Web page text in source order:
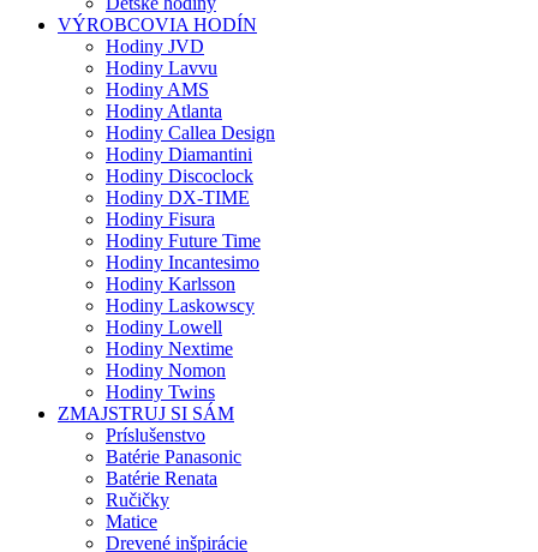
VÝROBCOVIA HODÍN
Hodiny JVD
Hodiny Lavvu
Hodiny AMS
Hodiny Atlanta
Hodiny Callea Design
Hodiny Diamantini
Hodiny Discoclock
Hodiny DX-TIME
Hodiny Fisura
Hodiny Future Time
Hodiny Incantesimo
Hodiny Karlsson
Hodiny Laskowscy
Hodiny Lowell
Hodiny Nextime
Hodiny Nomon
Hodiny Twins
ZMAJSTRUJ SI SÁM
Príslušenstvo
Batérie Panasonic
Batérie Renata
Ručičky
Matice
Drevené inšpirácie